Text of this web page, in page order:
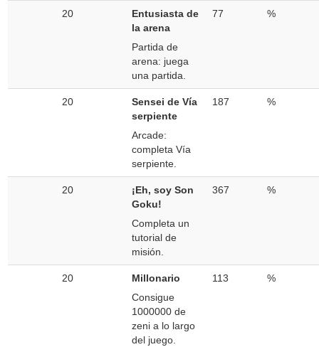
20
Entusiasta de
la arena
Partida de
arena: juega
una partida.
77 %
20
Sensei de Vía
serpiente
Arcade:
completa Vía
serpiente.
187 %
20
¡Eh, soy Son
Goku!
Completa un
tutorial de
misión.
367 %
20
Millonario
Consigue
1000000 de
zeni a lo largo
del juego.
113 %